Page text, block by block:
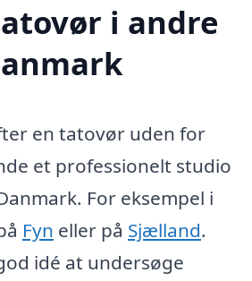
i andre
en tatovør uden for
et professionelt studio
For eksempel i
Fyn eller på Sjælland.
idé at undersøge